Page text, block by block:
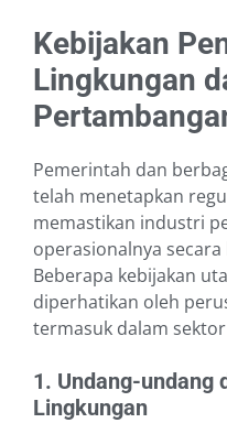
Kebijakan
Lingkungan
Pemerintah dan
telah menetapkan
memastikan industri
operasionalnya
Beberapa kebijakan
diperhatikan oleh
termasuk dalam
1. Undang-undang
Lingkungan